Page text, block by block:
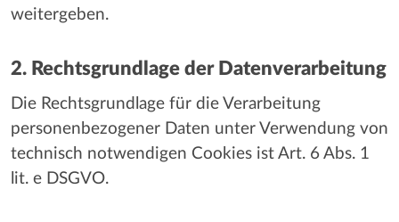
weitergeben.
2. Rechtsgrundlage der Datenverarbeitung
Die Rechtsgrundlage für die Verarbeitung
personenbezogener Daten unter Verwendung von
technisch notwendigen Cookies ist Art. 6 Abs. 1
lit. e DSGVO.